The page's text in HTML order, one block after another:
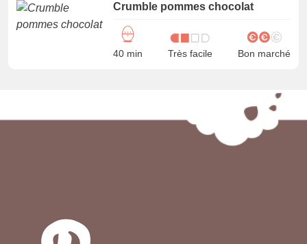
Crumble pommes chocolat
40 min Très facile Bon marché